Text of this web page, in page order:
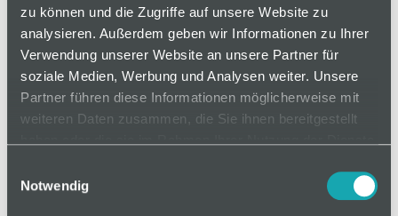
zu können und die Zugriffe auf unsere Website zu
analysieren. Außerdem geben wir Informationen zu Ihrer
Verwendung unserer Website an unsere Partner für
soziale Medien, Werbung und Analysen weiter. Unsere
Partner führen diese Informationen möglicherweise mit
weiteren Daten zusammen, die Sie ihnen bereitgestellt
Notwendig
Mindestbestellmenge: 1
In den Warenkorb